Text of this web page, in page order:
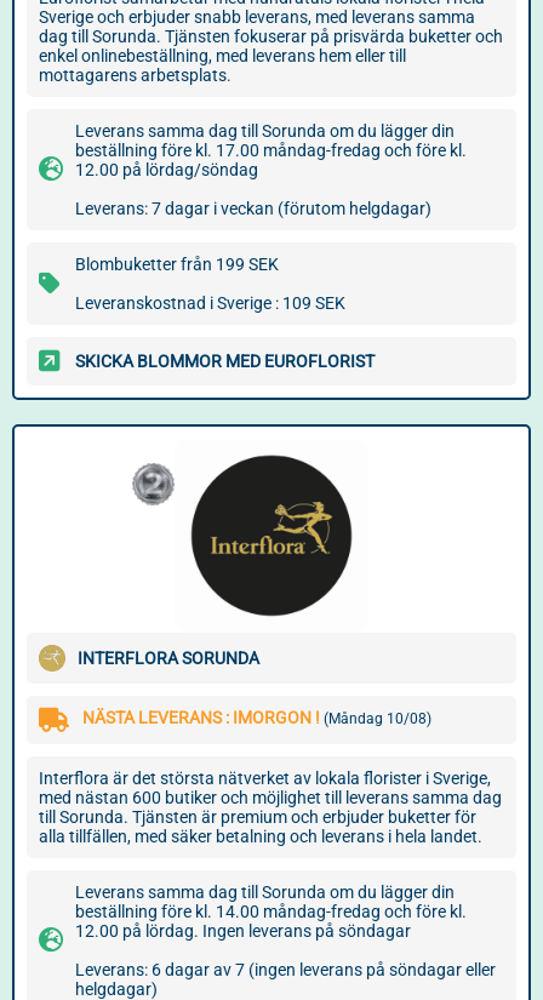
Sverige och erbjuder snabb leverans, med leverans samma
dag till Sorunda. Tjänsten fokuserar på prisvärda buketter och
enkel onlinebeställning, med leverans hem eller till
mottagarens arbetsplats.
Leverans samma dag till Sorunda om du lägger din
beställning före kl. 17.00 måndag-fredag och före kl.
12.00 på lördag/söndag
Leverans: 7 dagar i veckan (förutom helgdagar)
Blombuketter från 199 SEK
Leveranskostnad i Sverige : 109 SEK
SKICKA BLOMMOR MED EUROFLORIST
INTERFLORA SORUNDA
NÄSTA LEVERANS : IMORGON ! (Måndag 10/08)
Interflora är det största nätverket av lokala florister i Sverige,
med nästan 600 butiker och möjlighet till leverans samma dag
till Sorunda. Tjänsten är premium och erbjuder buketter för
alla tillfällen, med säker betalning och leverans i hela landet.
Leverans samma dag till Sorunda om du lägger din
beställning före kl. 14.00 måndag-fredag och före kl.
12.00 på lördag. Ingen leverans på söndagar
Leverans: 6 dagar av 7 (ingen leverans på söndagar eller
helgdagar)